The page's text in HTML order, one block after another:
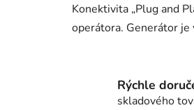
Konektivita „Plug and
operátora. Generátor je
Rýchle
skladového